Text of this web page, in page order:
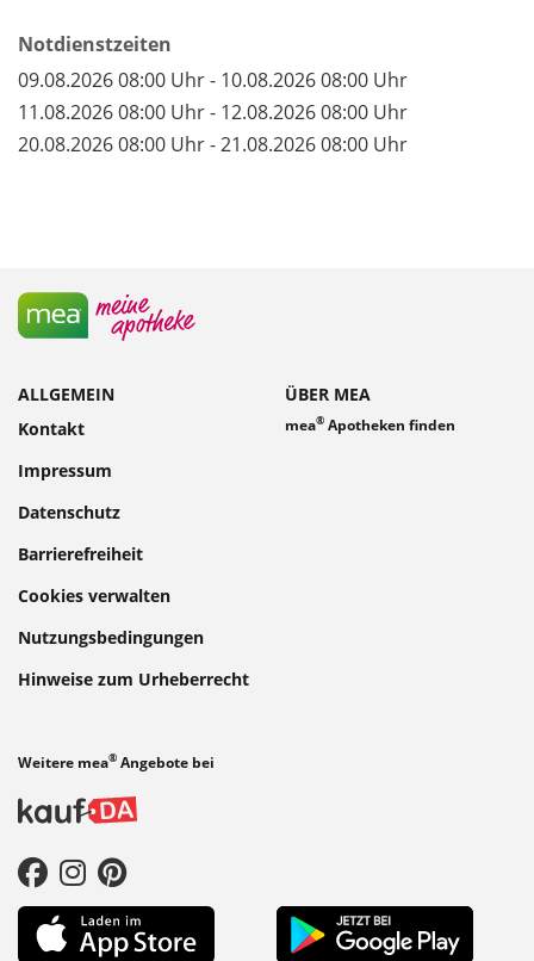
Notdienstzeiten
09.08.2026 08:00 Uhr - 10.08.2026 08:00 Uhr
11.08.2026 08:00 Uhr - 12.08.2026 08:00 Uhr
20.08.2026 08:00 Uhr - 21.08.2026 08:00 Uhr
ALLGEMEIN
Kontakt
Impressum
Datenschutz
Barrierefreiheit
Cookies verwalten
Nutzungsbedingungen
Hinweise zum Urheberrecht
ÜBER MEA
mea® Apotheken finden
Weitere mea® Angebote bei